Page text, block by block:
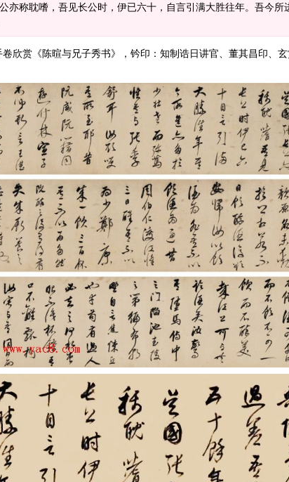
亦称耽嗜，吾见长公时，伊已六十，自言引满大胜往年。吾今所
欣赏《陈暄与兄子秀书》，钤印：知制诰日讲官、董其昌印、